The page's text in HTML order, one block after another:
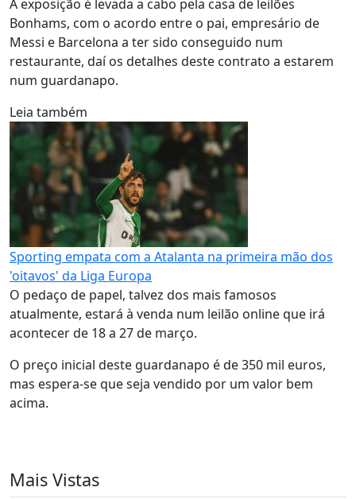
A exposição é levada a cabo pela casa de leilões
Bonhams, com o acordo entre o pai, empresário de
Messi e Barcelona a ter sido conseguido num
restaurante, daí os detalhes deste contrato a estarem
num guardanapo.
Leia também
Sporting empata com a Atalanta na primeira mão dos
'oitavos' da Liga Europa
O pedaço de papel, talvez dos mais famosos
atualmente, estará à venda num leilão online que irá
acontecer de 18 a 27 de março.
O preço inicial deste guardanapo é de 350 mil euros,
mas espera-se que seja vendido por um valor bem
acima.
Mais Vistas